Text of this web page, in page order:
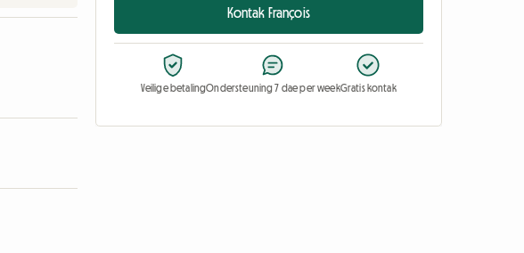
Kontak François
Veilige betalingOndersteuning 7 dae per weekGratis kontak